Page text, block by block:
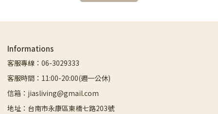
Informations
客服專線：06-3029333
客服時間：11:00-20:00(週一公休)
信箱：jiasliving@gmail.com
地址：台南市永康區東橋七路203號